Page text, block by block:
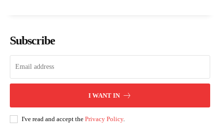
Subscribe
I WANT IN
I've read and accept the Privacy Policy.